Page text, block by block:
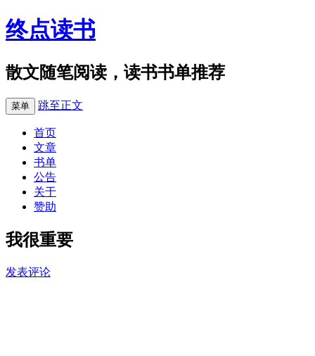
终点读书
散文随笔阅读，读书书单推荐
菜单 跳至正文
首页
文章
书单
公告
关于
赞助
我很重要
发表评论